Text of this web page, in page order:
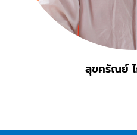
สุขศรัณย์